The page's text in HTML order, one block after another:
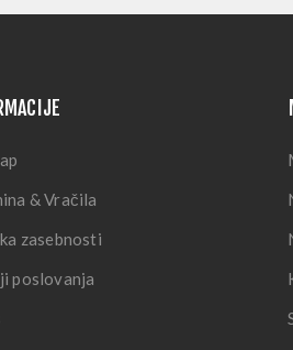
& Vračila
zasebnosti
poslovanja